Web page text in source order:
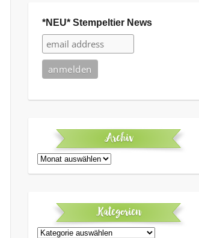
*NEU* Stempeltier News
Archiv
Archiv
Kategorien
Kategorien